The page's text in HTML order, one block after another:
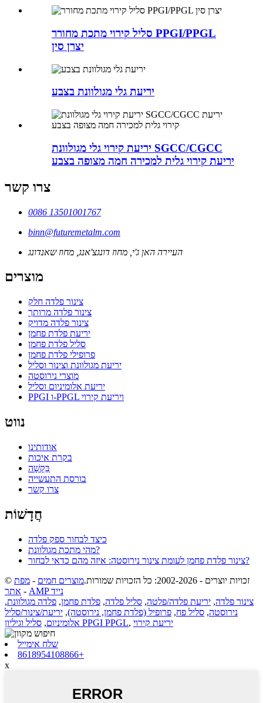
סליל קירוי מתכת מחורר PPGI/PPGL
יצרן סין
יריעת גלי מגולוונת בצבע
יריעת קירוי גלי מגולוונת SGCC/CGCC
יריעת קירוי גלית למכירה חמה מצופה בצבע
צרו קשר
0086 13501001767
binn@futuremetalm.com
העיירה האן ג'י, מחוז דונגצ'אנג, מחוז שאנדונג
מוצרים
צינור פלדה חלק
צינור פלדה מרותך
צינור פלדה מדויק
יריעת פלדת פחמן
סליל פלדת פחמן
פרופילי פלדת פחמן
יריעת מגולוונת וצינור וסליל
מוצרי נירוסטה
יריעת אלומיניום וסליל
PPGI ו-PPGL ויריעת קירוי
נווט
אודותינו
בקרת איכות
בַּקָשָׁה
בורסת התעשייה
צרו קשר
חֲדָשׁוֹת
כיצד לבחור ספק פלדה
מהי מתכת מגולוונת?
צינור פלדת פחמן לעומת צינור נירוסטה: איזה מהם כדאי לבחור?
© זכויות יוצרים - 2002-2026: כל הזכויות שמורות.
מוצרים חמים - מפת
אתר -
AMP נייד
צינור פלדה, יריעת פלדה/פלטה, סליל פלדה, פלדת פחמן, פלדה מגולוונת,
נירוסטה, סליל פח, פרופיל (פלדת פחמן, נירוסטה), יריעת/צינור/סליל
אלומיניום, סליל וגיליון PPGI PPGL, יריעת קירוי
שלח אימייל
8618954108866+
x